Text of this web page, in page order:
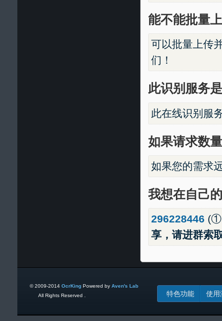
能不能批量
可以批量上传
们！
此识别服务
此在线识别服
如果请求数
如果您的需求
我想在自己
296228446 (①
享，请进群索
© 2009-2014 OcrKing Powered by Aven's Lab
All Rights Reserved .
特色功能 使用